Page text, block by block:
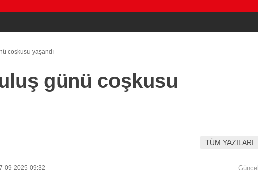
coşkusu yaşandı
günü coşkusu
TÜM YAZILARI
09-2025 09:32 Güncel